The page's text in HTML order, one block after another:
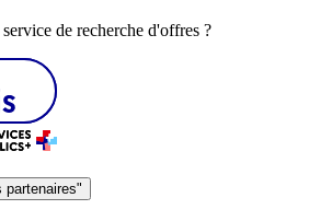
de recherche d'offres ?
partenaires"